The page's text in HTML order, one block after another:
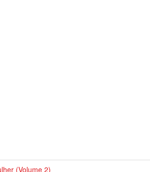
(Volume 2)